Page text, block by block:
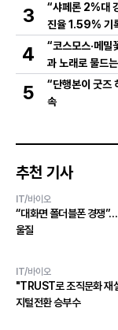
3
“샤페론 2%대
진율 1.59% 기
4
“코스모스·메밀
과 노래로 물드
5
“단행본이 굿즈
속
추천 기사
IT/바이오
“대화면 폴더블폰 경쟁
울질
IT/바이오
"TRUST로 조직문화
지털전환 승부수